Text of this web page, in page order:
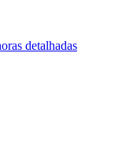
detalhadas